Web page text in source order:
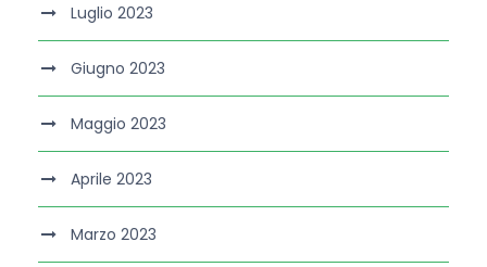
Luglio 2023
Giugno 2023
Maggio 2023
Aprile 2023
Marzo 2023